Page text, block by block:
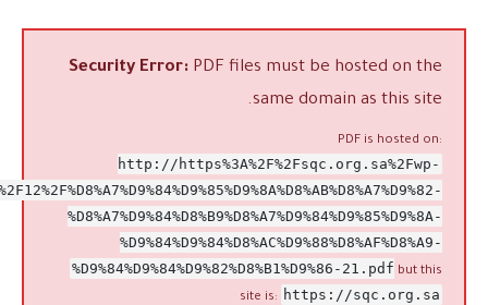
Security Error: PDF files must be hosted on the
same domain as this site.
PDF is hosted on:
http://https%3A%2F%2Fsqc.org.sa%2Fwp-
%D8%A7%D9%84%D8%B9%D8%A7%D9%84%D9%85%D9%8A-
%D9%84%D9%84%D8%AC%D9%88%D8%AF%D8%A9-
%D9%84%D9%84%D9%82%D8%B1%D9%86-21.pdf but this
site is:
https://sqc.org.sa